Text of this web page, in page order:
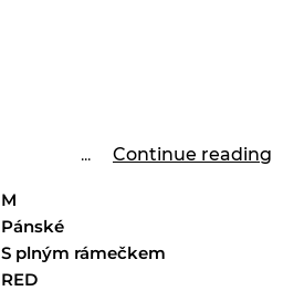
... Continue reading
M
Pánské
S plným rámečkem
RED